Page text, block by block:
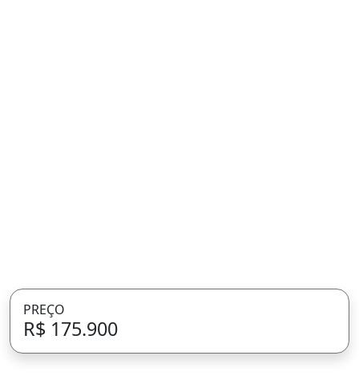
PREÇO
R$ 175.900